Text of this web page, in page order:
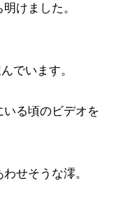
けました。
でいます。
る頃のビデオを
せそうな澪。